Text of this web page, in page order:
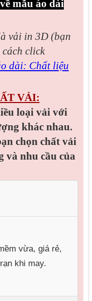
mẫu áo dài
vải in 3D (bạn
click
dài: Chất liệu
VẢI:
loại vải với
khác nhau.
chọn chất vải
và nhu cầu của
vừa, giá rẻ,
khi may.